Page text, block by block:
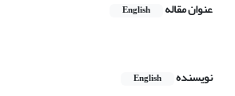
عنوان مقاله English
نویسنده English